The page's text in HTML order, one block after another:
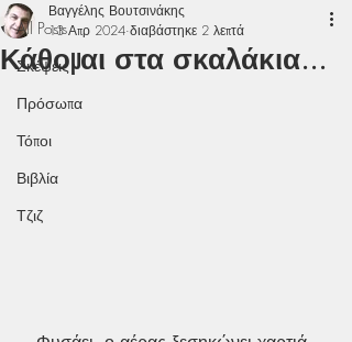
All Posts
Σκέψεις
Πρόσωπα
Τόποι
Βιβλία
Τζιζ
Κάθομαι στα σκαλάκια...
Βαγγέλης Βουτσινάκης
13 Απρ 2024 διαβάστηκε 2 λεπτά